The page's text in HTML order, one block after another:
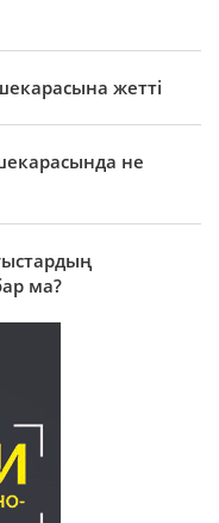
жетті
не
ма?